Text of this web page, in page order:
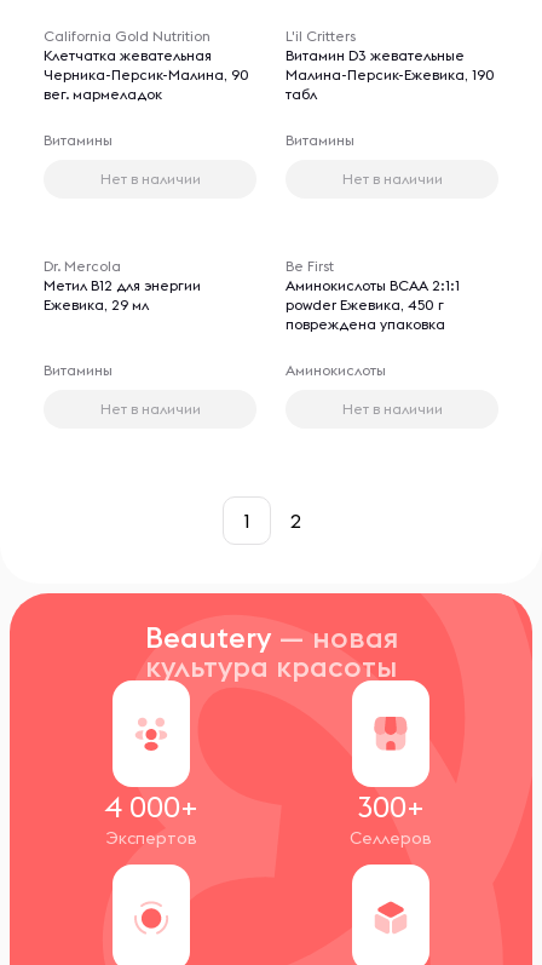
California Gold Nutrition
Клетчатка жевательная
Черника-Персик-Малина, 90
вег. мармеладок
Витамины
Нет в наличии
L'il Critters
Витамин D3 жевательные
Малина-Персик-Ежевика, 190
табл
Витамины
Нет в наличии
Dr. Mercola
Метил B12 для энергии
Ежевика, 29 мл
Витамины
Нет в наличии
Be First
Аминокислоты BCAA 2:1:1
powder Ежевика, 450 г
повреждена упаковка
Аминокислоты
Нет в наличии
1 2
Beautery — новая
культура красоты
4 000+
Экспертов
300+
Селлеров